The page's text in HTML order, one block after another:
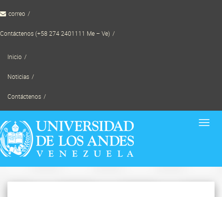
to correo
Contáctenos (+58 274 2401111 Me – Ve)
Inicio
Noticias
Contáctenos